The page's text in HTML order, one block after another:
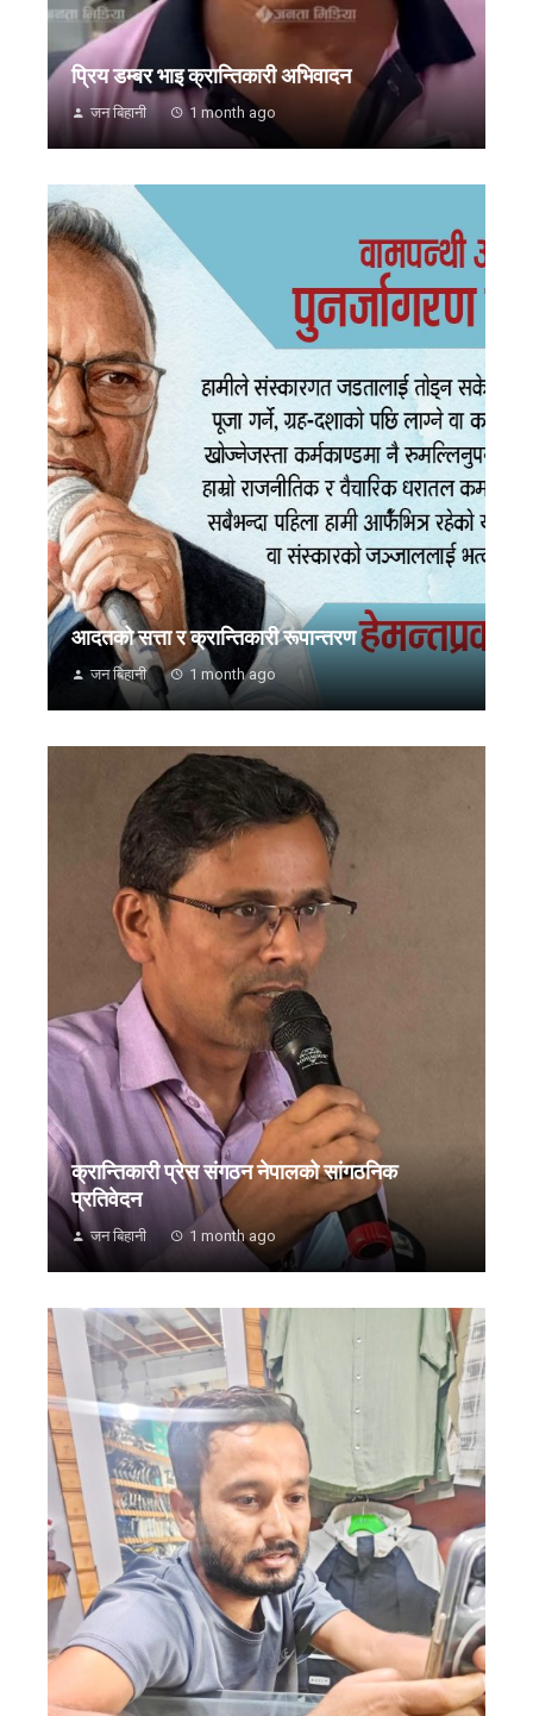
प्रिय डम्बर भाइ क्रान्तिकारी अभिवादन
जन बिहानी 1 month ago
आदतको सत्ता र क्रान्तिकारी रूपान्तरण
जन बिहानी 1 month ago
क्रान्तिकारी प्रेस संगठन नेपालको सांगठनिक
प्रतिवेदन
जन बिहानी 1 month ago